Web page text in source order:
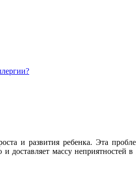
и развития ребенка. Эта
доставляет массу